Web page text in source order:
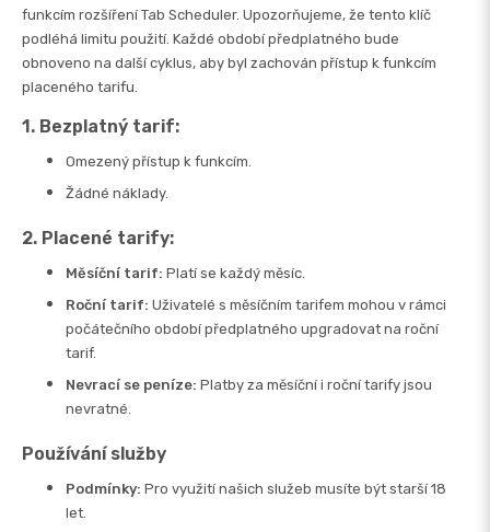
funkcím rozšíření Tab Scheduler. Upozorňujeme, že tento klíč
podléhá limitu použití. Každé období předplatného bude
obnoveno na další cyklus, aby byl zachován přístup k funkcím
placeného tarifu.
1. Bezplatný tarif:
Omezený přístup k funkcím.
Žádné náklady.
2. Placené tarify:
Měsíční tarif: Platí se každý měsíc.
Roční tarif: Uživatelé s měsíčním tarifem mohou v rámci
počátečního období předplatného upgradovat na roční
tarif.
Nevrací se peníze: Platby za měsíční i roční tarify jsou
nevratné.
Používání služby
Podmínky: Pro využití našich služeb musíte být starší 18
let.